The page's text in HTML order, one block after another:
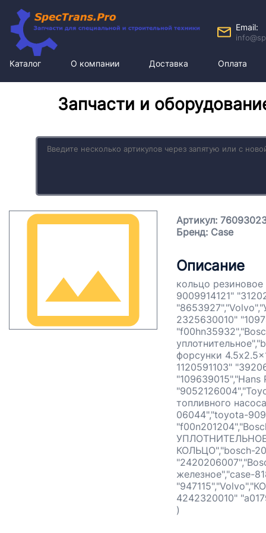
Email:
Каталог О компании Доставка Оплата
Запчасти и
Артикул:
Бренд: Case
Описание
кольцо
9009914121"
2325630010"
форсунки
1120591103"
"109639015","Hans
топливного
06044","toyota-
УПЛОТНИТЕЛЬНОЕ
КОЛЬЦО","bosch-
железное","case-
4242320010"
)